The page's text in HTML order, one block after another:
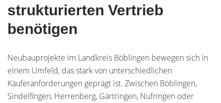
strukturierten Vertrieb
benötigen
Neubauprojekte im Landkreis Böblingen bewegen sich in
einem Umfeld, das stark von unterschiedlichen
Käuferanforderungen geprägt ist. Zwischen Böblingen,
Sindelfingen, Herrenberg, Gärtringen, Nufringen oder